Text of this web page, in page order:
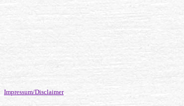
Impressum/Disclaimer